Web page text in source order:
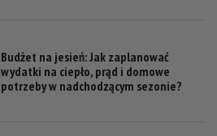
Budżet na jesień: Jak zaplanować
wydatki na ciepło, prąd i domowe
potrzeby w nadchodzącym sezonie?